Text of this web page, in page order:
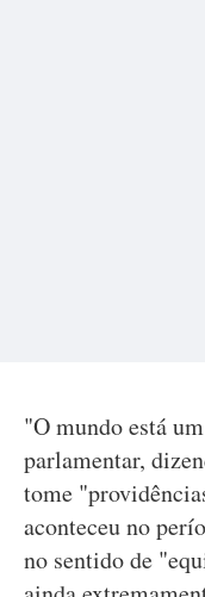
"O mundo está
parlamentar,
tome
aconteceu no
no sentido de